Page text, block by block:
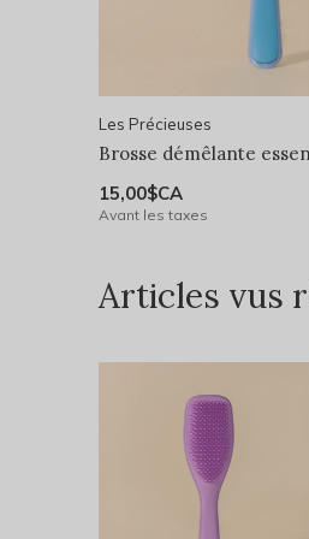
Les Précieuses
Brosse démêlante
15,00$CA
Avant les taxes
Articles vus